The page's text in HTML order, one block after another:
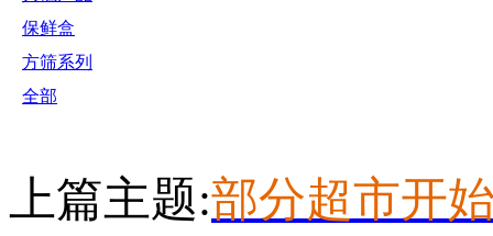
保鲜盒
方筛系列
全部
上篇主题:部分超市开